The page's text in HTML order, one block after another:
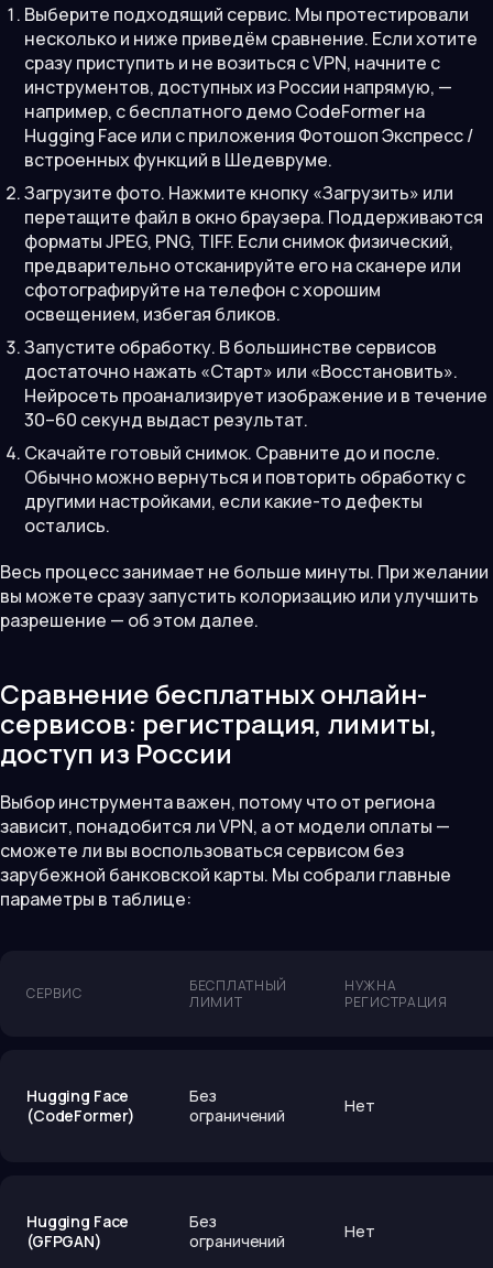
Выберите подходящий сервис. Мы протестировали
несколько и ниже приведём сравнение. Если хотите
сразу приступить и не возиться с VPN, начните с
инструментов, доступных из России напрямую, —
например, с бесплатного демо CodeFormer на
Hugging Face или с приложения Фотошоп Экспресс /
встроенных функций в Шедевруме.
Загрузите фото. Нажмите кнопку «Загрузить» или
перетащите файл в окно браузера. Поддерживаются
форматы JPEG, PNG, TIFF. Если снимок физический,
предварительно отсканируйте его на сканере или
сфотографируйте на телефон с хорошим
освещением, избегая бликов.
Запустите обработку. В большинстве сервисов
достаточно нажать «Старт» или «Восстановить».
Нейросеть проанализирует изображение и в течение
30–60 секунд выдаст результат.
Скачайте готовый снимок. Сравните до и после.
Обычно можно вернуться и повторить обработку с
другими настройками, если какие-то дефекты
остались.
Весь процесс занимает не больше минуты. При желании
вы можете сразу запустить колоризацию или улучшить
разрешение — об этом далее.
Сравнение бесплатных онлайн-
сервисов: регистрация, лимиты,
доступ из России
Выбор инструмента важен, потому что от региона
зависит, понадобится ли VPN, а от модели оплаты —
сможете ли вы воспользоваться сервисом без
зарубежной банковской карты. Мы собрали главные
параметры в таблице:
СЕРВИС
БЕСПЛАТНЫЙ
ЛИМИТ
НУЖНА
РЕГИСТРАЦИЯ
Hugging Face
(CodeFormer)
Без
ограничений
Нет
Hugging Face
(GFPGAN)
Без
ограничений
Нет